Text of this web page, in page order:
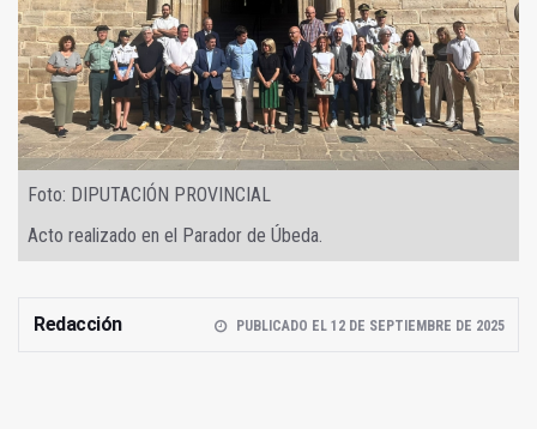
Foto: DIPUTACIÓN PROVINCIAL
Acto realizado en el Parador de Úbeda.
Redacción PUBLICADO EL 12 DE SEPTIEMBRE DE 2025